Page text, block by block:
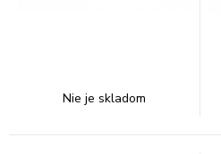
Nie je skladom